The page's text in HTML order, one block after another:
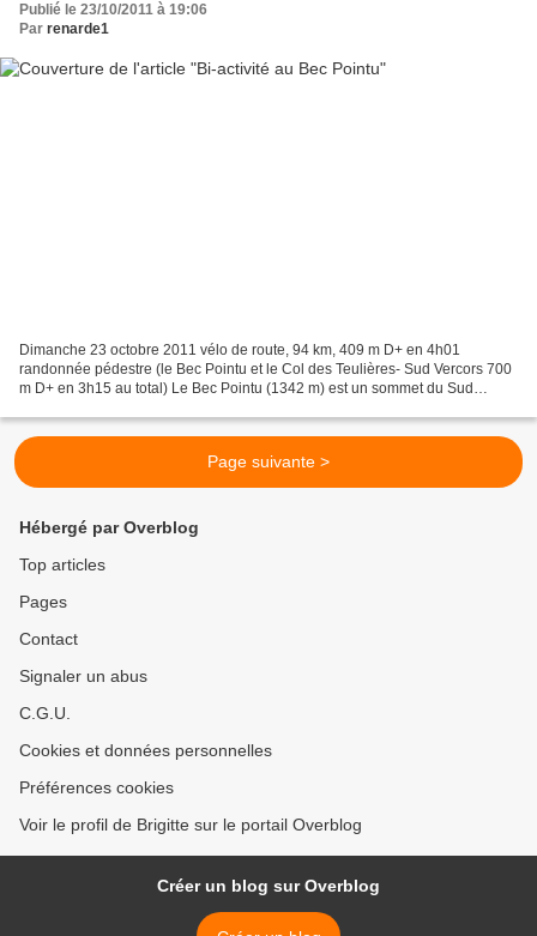
Publié le 23/10/2011 à 19:06
Par renarde1
Dimanche 23 octobre 2011 vélo de route, 94 km, 409 m D+ en 4h01
randonnée pédestre (le Bec Pointu et le Col des Teulières- Sud Vercors 700
m D+ en 3h15 au total) Le Bec Pointu (1342 m) est un sommet du Sud
Page suivante >
Hébergé par Overblog
Top articles
Pages
Contact
Signaler un abus
C.G.U.
Cookies et données personnelles
Préférences cookies
Voir le profil de Brigitte sur le portail Overblog
Créer un blog sur Overblog